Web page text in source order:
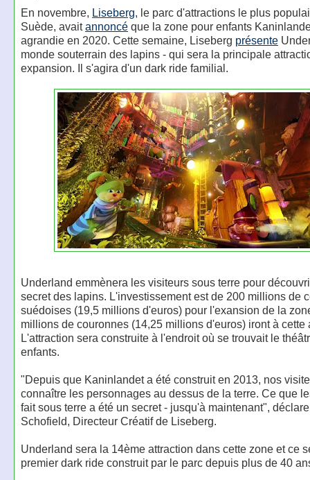
En novembre, Liseberg, le parc d'attractions le plus
Suède, avaitannoncéque la zone pour enfants
agrandie en 2020. Cette semaine, Liseberg présente
monde souterrain des lapins - qui sera la principale
expansion. Il s'agira d'un dark ride familial.
Underland emmènera les visiteurs sous terre pour
secret des lapins. L'investissement est de 200 millions de
suédoises (19,5 millions d'euros) pour l'exansion de la
millions de couronnes (14,25 millions d'euros) iront à cette
L'attraction sera construite à l'endroit où se trouvait le
enfants.
"Depuis que Kaninlandet a été construit en 2013, nos
connaître les personnages au dessus de la terre. Ce que
fait sous terre a été un secret - jusqu'à maintenant",
Schofield, Directeur Créatif de Liseberg.
Underland sera la 14ème attraction dans cette zone et ce
premier dark ride construit par le parc depuis plus de 40